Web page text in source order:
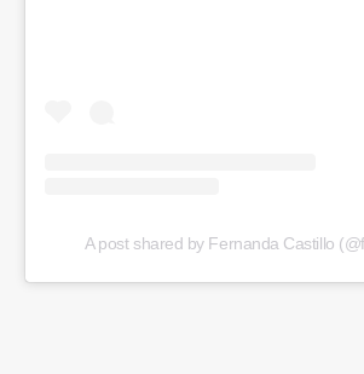
A post shared by Fernanda Castillo